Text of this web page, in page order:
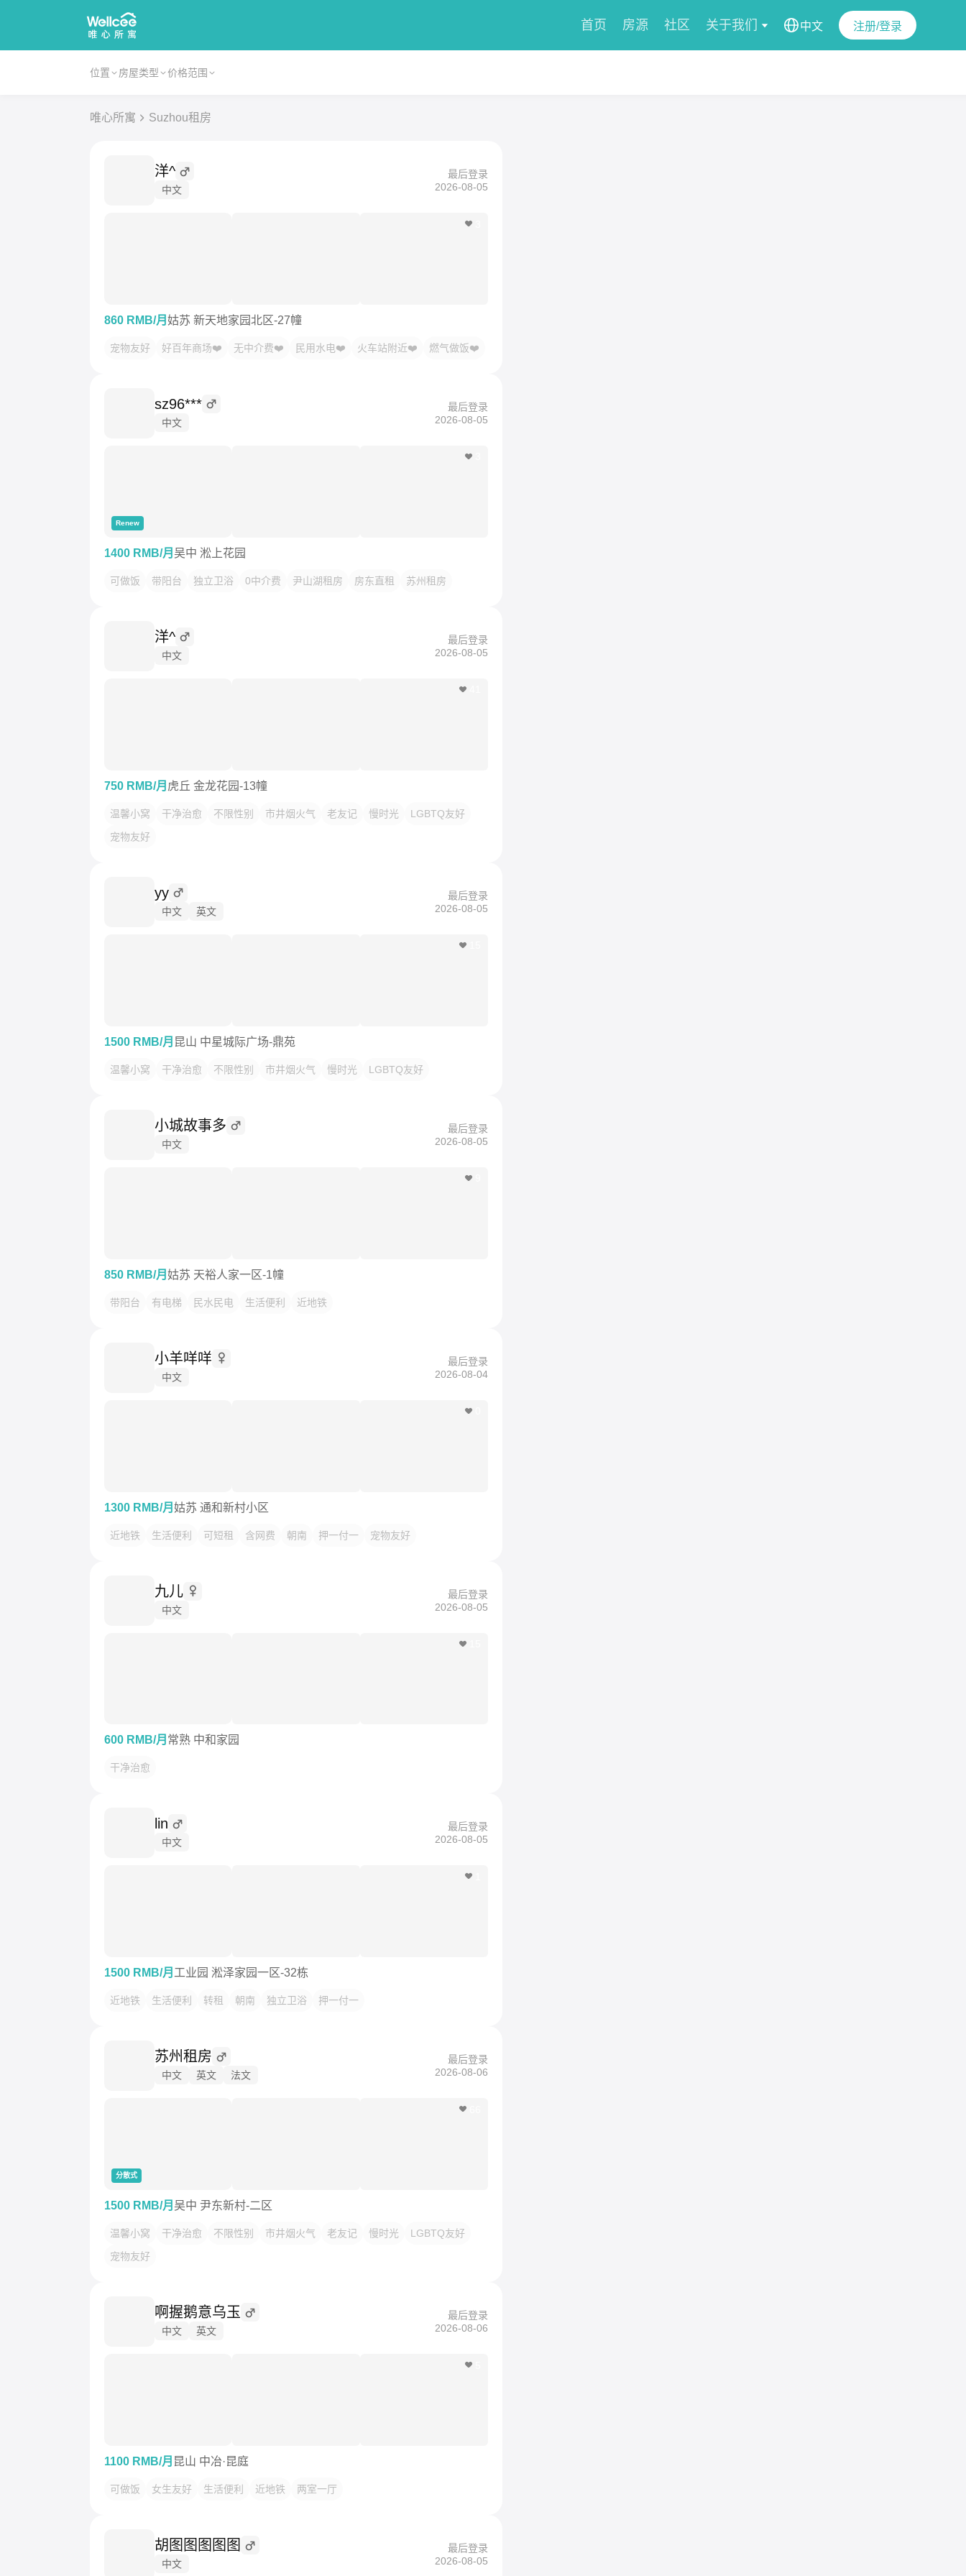
首页 房源 社区 关于我们 中文 注册/登录
位置 房屋类型 价格范围
唯心所寓 Suzhou租房
洋^
中文
最后登录
2026-08-05
860 RMB/月 姑苏 新天地家园北区-27幢
宠物友好 好百年商场❤️ 无中介费❤️ 民用水电❤️ 火车站附近❤️ 燃气做饭❤️
sz96***
中文
最后登录
2026-08-05
Renew
1400 RMB/月 吴中 淞上花园
可做饭 带阳台 独立卫浴 0中介费 尹山湖租房 房东直租 苏州租房
洋^
中文
最后登录
2026-08-05
750 RMB/月 虎丘 金龙花园-13幢
温馨小窝 干净治愈 不限性别 市井烟火气 老友记 慢时光
LGBTQ友好
宠物友好
yy
中文 英文
最后登录
2026-08-05
1500 RMB/月 昆山 中星城际广场-鼎苑
温馨小窝 干净治愈 不限性别 市井烟火气 慢时光 LGBTQ友好
小城故事多
中文
最后登录
2026-08-05
850 RMB/月 姑苏 天裕人家一区-1幢
带阳台 有电梯 民水民电 生活便利 近地铁
小羊咩咩
中文
最后登录
2026-08-04
1300 RMB/月 姑苏 通和新村小区
近地铁 生活便利 可短租 含网费 朝南 押一付一 宠物友好
九儿
中文
最后登录
2026-08-05
600 RMB/月 常熟 中和家园
干净治愈
lin
中文
最后登录
2026-08-05
1500 RMB/月 工业园 淞泽家园一区-32栋
近地铁 生活便利 转租 朝南 独立卫浴 押一付一
苏州租房
中文 英文 法文
最后登录
2026-08-06
分散式
1500 RMB/月 吴中 尹东新村-二区
温馨小窝 干净治愈 不限性别 市井烟火气 老友记 慢时光
LGBTQ友好
宠物友好
啊握鹅意乌玉
中文 英文
最后登录
2026-08-06
1100 RMB/月 昆山 中冶·昆庭
可做饭 女生友好 生活便利 近地铁 两室一厅
胡图图图图图
中文
最后登录
2026-08-05